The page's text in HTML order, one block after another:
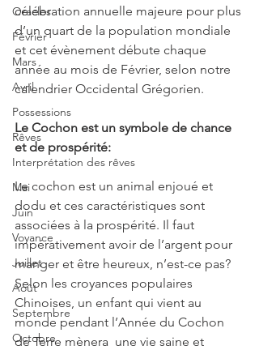
Oracles
Février
Mars
Avril
Possessions
Rêves
Interprétation des rêves
Mai
Juin
Voyance
Juillet
Août
Septembre
Octobre
célébration annuelle majeure pour plus
d’un quart de la population mondiale
et cet évènement débute chaque
année au mois de Février, selon notre
calendrier Occidental Grégorien.
Le Cochon est un symbole de chance
et de prospérité:
Le cochon est un animal enjoué et
dodu et ces caractéristiques sont
associées à la prospérité. Il faut
impérativement avoir de l’argent pour
manger et être heureux, n’est-ce pas?
Selon les croyances populaires
Chinoises, un enfant qui vient au
monde pendant l’Année du Cochon
de Terre mènera  une vie saine et